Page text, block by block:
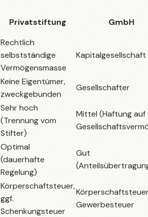
Privatstiftung GmbH
Rechtlich
selbstständige
Vermögensmasse
Kapitalgesellschaft
Keine Eigentümer,
zweckgebunden
Gesellschafter
Sehr hoch
(Trennung vom
Stifter)
Mittel (Haftung auf
Optimal
(dauerhafte
Regelung)
Gut
Körperschaftsteuer,
ggf.
Schenkungsteuer
Gewerbesteuer